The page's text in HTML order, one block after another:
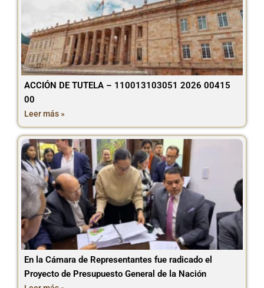
ACCIÓN DE TUTELA – 110013103051 2026 00415
00
Leer más »
En la Cámara de Representantes fue radicado el
Proyecto de Presupuesto General de la Nación